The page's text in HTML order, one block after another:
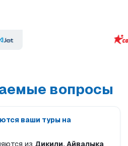
вопросы
ваши туры на
из Дикили, Айвалыка